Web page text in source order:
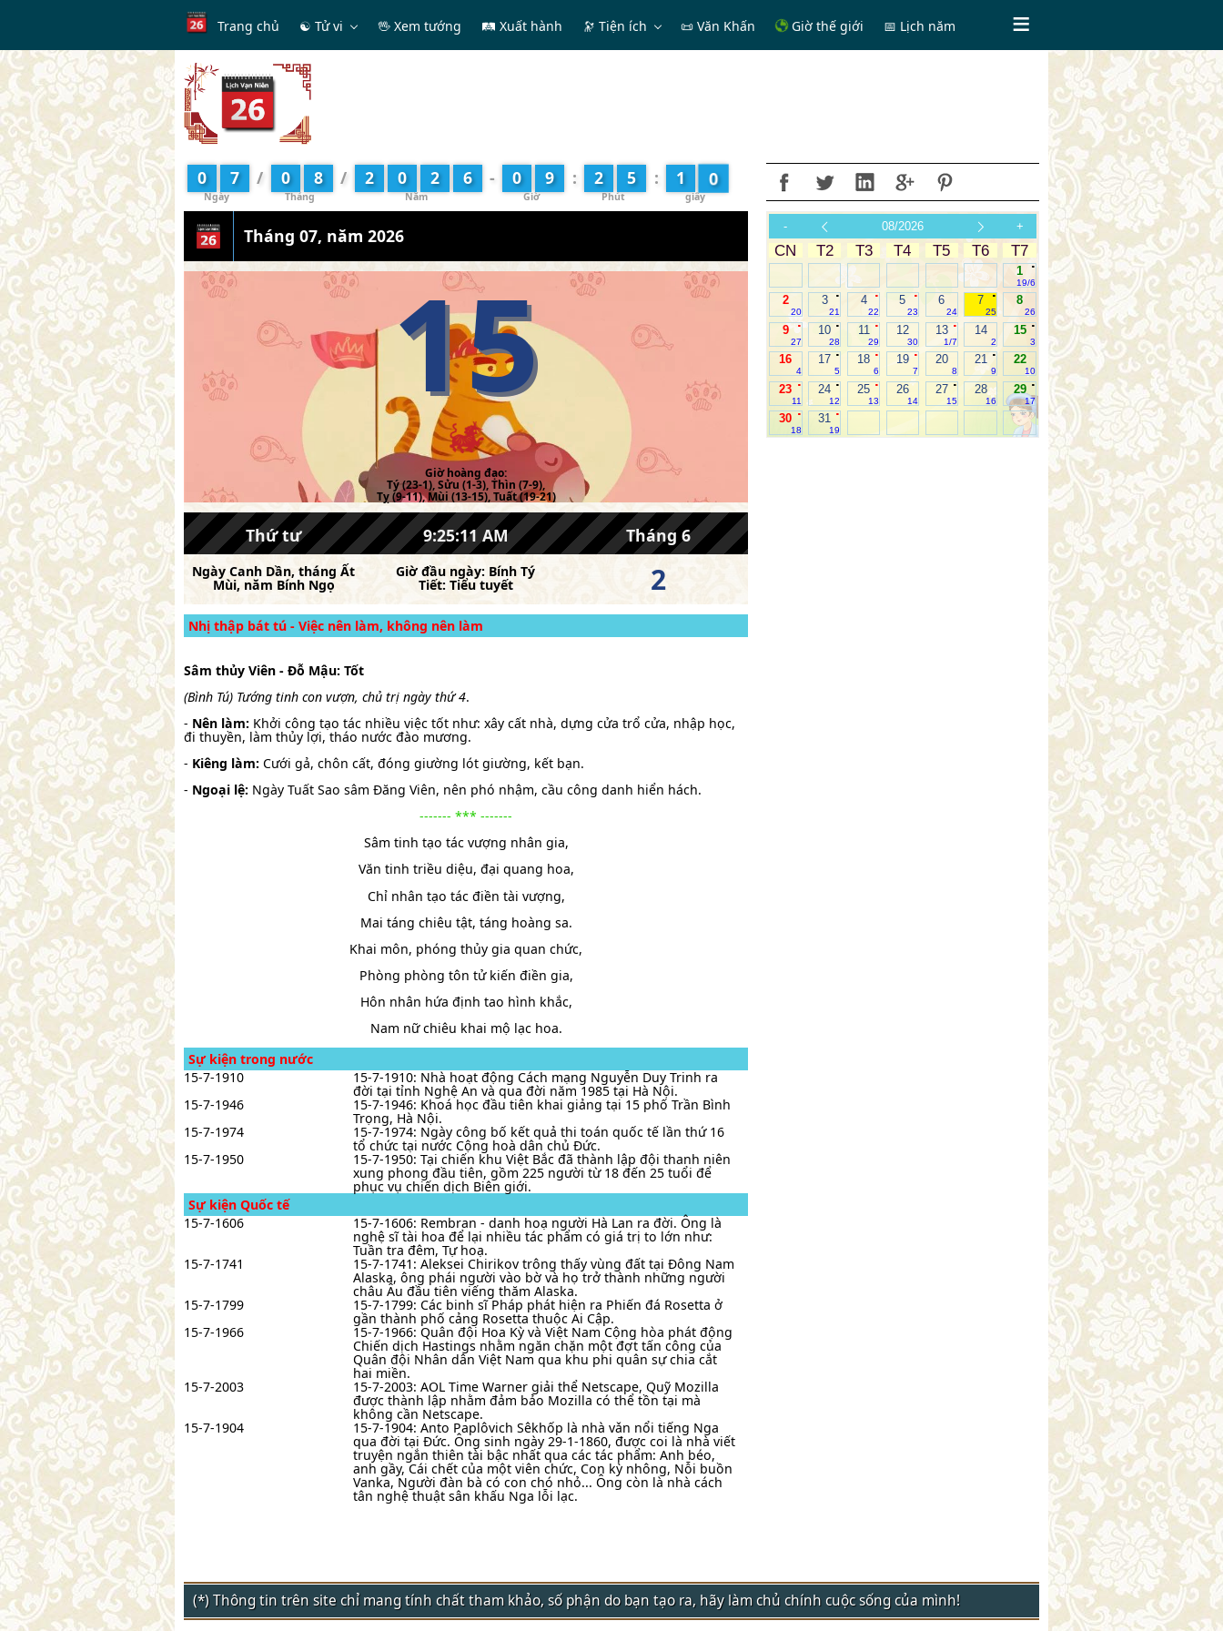
Trang chủ ☯ Tử vi 🖖 Xem tướng 🛤 Xuất hành 🔭 Tiện ích 📜 Văn Khấn Giờ thế giới 📅 Lịch năm
0 7 / 0 8 / 2 0 2 6 - 0 9 : 2 5 : 1 1
Tháng 07, năm 2026
15
Giờ hoàng đạo:
Tý (23-1), Sửu (1-3), Thìn (7-9),
Tỵ (9-11), Mùi (13-15), Tuất (19-21)
Thứ tư 9:25:11 AM Tháng 6
NgàyCanh Dần, thángẤt
Mùi, năm Bính Ngọ
Giờ đầu ngày: Bính Tý
Tiết: Tiểu tuyết 2
Nhị thập bát tú - Việc nên làm, không nên làm
Sâm thủy Viên - Đỗ Mậu: Tốt
(Bình Tú) Tướng tinh con vượn, chủ trị ngày thứ 4.
- Nên làm: Khởi công tạo tác nhiều việc tốt như: xây cất nhà, dựng cửa trổ cửa, nhập học,
đi thuyền, làm thủy lợi, tháo nước đào mương.
- Kiêng làm: Cưới gả, chôn cất, đóng giường lót giường, kết bạn.
- Ngoại lệ: Ngày Tuất Sao sâm Đăng Viên, nên phó nhậm, cầu công danh hiển hách.
------- *** -------
Sâm tinh tạo tác vượng nhân gia,
Văn tinh triều diệu, đại quang hoa,
Chỉ nhân tạo tác điền tài vượng,
Mai táng chiêu tật, táng hoàng sa.
Khai môn, phóng thủy gia quan chức,
Phòng phòng tôn tử kiến điền gia,
Hôn nhân hứa định tao hình khắc,
Nam nữ chiêu khai mộ lạc hoa.
Sự kiện trong nước
15-7-1910
15-7-1910: Nhà hoạt động Cách mạng Nguyễn Duy Trinh ra
đời tại tỉnh Nghệ An và qua đời năm 1985 tại Hà Nội.
15-7-1946 15-7-1946: Khoá học đầu tiên khai giảng tại 15 phố Trần Bình
Trọng, Hà Nội.
15-7-1974 15-7-1974: Ngày công bố kết quả thi toán quốc tế lần thứ 16
tổ chức tại nước Cộng hoà dân chủ Đức.
15-7-1950 15-7-1950: Tại chiến khu Việt Bắc đã thành lập đội thanh niên
xung phong đầu tiên, gồm 225 người từ 18 đến 25 tuổi để
phục vụ chiến dịch Biên giới.
Sự kiện Quốc tế
15-7-1606
15-7-1606: Rembran - danh hoạ người Hà Lan ra đời. Ông là
nghệ sĩ tài hoa để lại nhiều tác phẩm có giá trị to lớn như:
Tuần tra đêm, Tự hoạ.
15-7-1741 15-7-1741: Aleksei Chirikov trông thấy vùng đất tại Đông Nam
Alaska, ông phái người vào bờ và họ trở thành những người
châu Âu đầu tiên viếng thăm Alaska.
15-7-1799 15-7-1799: Các binh sĩ Pháp phát hiện ra Phiến đá Rosetta ở
gần thành phố cảng Rosetta thuộc Ai Cập.
15-7-1966 15-7-1966: Quân đội Hoa Kỳ và Việt Nam Cộng hòa phát động
Chiến dịch Hastings nhằm ngăn chặn một đợt tấn công của
Quân đội Nhân dân Việt Nam qua khu phi quân sự chia cắt
hai miền.
15-7-2003 15-7-2003: AOL Time Warner giải thể Netscape, Quỹ Mozilla
được thành lập nhằm đảm bảo Mozilla có thể tồn tại mà
không cần Netscape.
15-7-1904 15-7-1904: Anto Paplôvich Sêkhốp là nhà vǎn nổi tiếng Nga
qua đời tại Đức. Ông sinh ngày 29-1-1860, được coi là nhà viết
truyện ngắn thiên tài bậc nhất qua các tác phẩm: Anh béo,
anh gầy, Cái chết của một viên chức, Con kỳ nhông, Nỗi buồn
Vanka, Người đàn bà có con chó nhỏ... Ông còn là nhà cách
tân nghệ thuật sân khấu Nga lỗi lạc.
- 08/2026 +
CN T2 T3 T4 T5 T6 T7
.
1
19/6
2
20
.
3
21
.
4
22
.
5
23
6
24
.
7
25
8
26
.
9
27
.
10
28
.
11
29
12
30
.
13
1/7
14
2
.
15
3
16
4
.
17
5
.
18
6
.
19
7
20
8
.
21
9
22
10
.
23
11
.
24
12
.
25
13
26
14
.
27
15
28
16
.
29
17
.
30
18
.
31
19
(*) Thông tin trên site chỉ mang tính chất tham khảo, số phận do bạn tạo ra, hãy làm chủ chính cuộc sống của mình!